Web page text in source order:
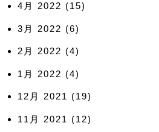
4月 2022 (15)
3月 2022 (6)
2月 2022 (4)
1月 2022 (4)
12月 2021 (19)
11月 2021 (12)